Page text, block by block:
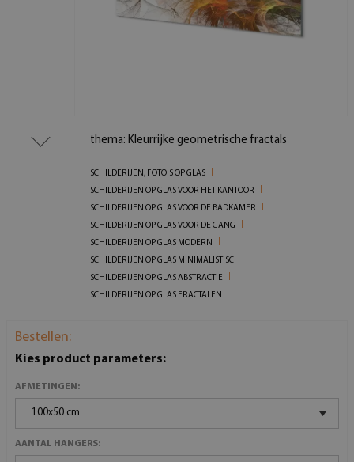
thema: Kleurrijke geometrische fractals
SCHILDERIJEN, FOTO'S OP GLAS
SCHILDERIJEN OP GLAS VOOR HET KANTOOR
SCHILDERIJEN OP GLAS VOOR DE BADKAMER
SCHILDERIJEN OP GLAS VOOR DE GANG
SCHILDERIJEN OP GLAS MODERN
SCHILDERIJEN OP GLAS MINIMALISTISCH
SCHILDERIJEN OP GLAS ABSTRACTIE
SCHILDERIJEN OP GLAS FRACTALEN
Bestellen:
Kies product parameters:
AFMETINGEN:
100x50 cm
AANTAL HANGERS: